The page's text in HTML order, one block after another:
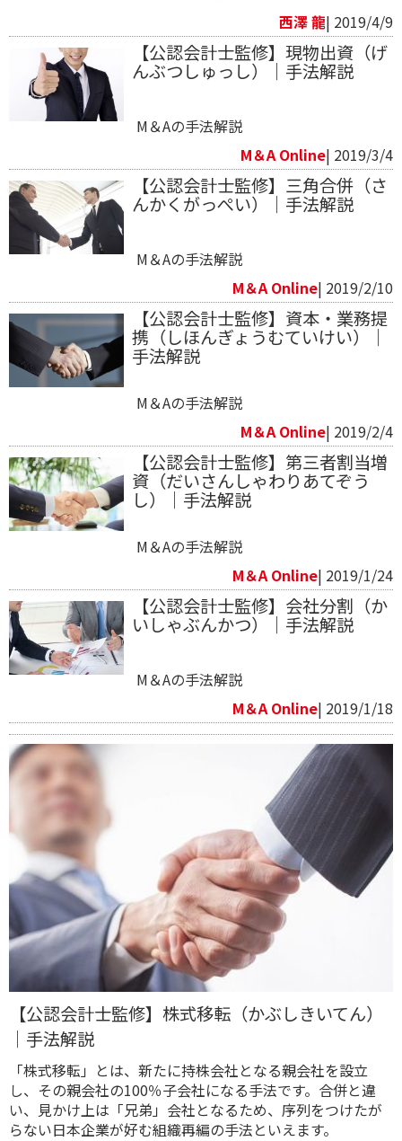
西澤 龍| 2019/4/9
【公認会計士監修】現物出資（げ
んぶつしゅっし）｜手法解説
M＆Aの手法解説
M＆A Online| 2019/3/4
【公認会計士監修】三角合併（さ
んかくがっぺい）｜手法解説
M＆Aの手法解説
M＆A Online| 2019/2/10
【公認会計士監修】資本・業務提
携（しほんぎょうむていけい）｜
手法解説
M＆Aの手法解説
M＆A Online| 2019/2/4
【公認会計士監修】第三者割当増
資（だいさんしゃわりあてぞう
し）｜手法解説
M＆Aの手法解説
M＆A Online| 2019/1/24
【公認会計士監修】会社分割（か
いしゃぶんかつ）｜手法解説
M＆Aの手法解説
M＆A Online| 2019/1/18
【公認会計士監修】株式移転（かぶしきいてん）
｜手法解説
「株式移転」とは、新たに持株会社となる親会社を設立
し、その親会社の100％子会社になる手法です。合併と違
い、見かけ上は「兄弟」会社となるため、序列をつけたが
らない日本企業が好む組織再編の手法といえます。